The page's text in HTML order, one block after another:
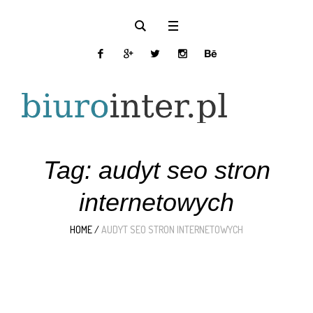
Tag: audyt seo stron
internetowych
HOME/AUDYT SEO STRON INTERNETOWYCH